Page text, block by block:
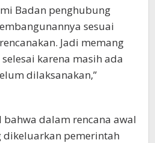
Badan penghubung
sesuai
Jadi memang
karena masih ada
dilaksanakan,”
dalam rencana awal
dikeluarkan pemerintah